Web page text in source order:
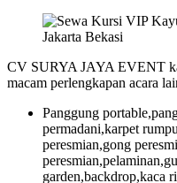
CV SURYA JAYA EVENT
macam perlengkapan acara
Panggung
permadani,karpet
peresmian,gong
garden,backdrop,kaca